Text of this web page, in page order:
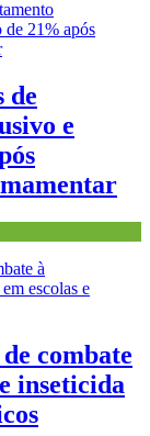
de
e
combate
inseticida